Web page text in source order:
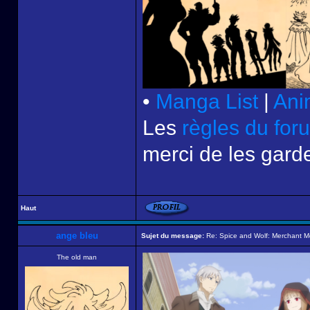
• Manga List |
Les règles du
merci de les
Haut
ange bleu Sujet du message: Re: Spice and Wolf: Merchant
The old man